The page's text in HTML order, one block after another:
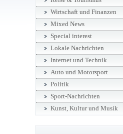
Wirtschaft und Finanzen
Mixed News
Special interest
Lokale Nachrichten
Internet und Technik
Auto und Motorsport
Politik
Sport-Nachrichten
Kunst, Kultur und Musik